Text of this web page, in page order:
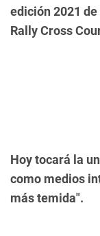
edición 2021
Rally Cross
Hoy tocará la
como medios
más temida".